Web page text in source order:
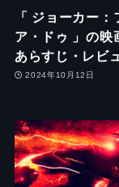
「 ジョーカー：
ア・ドゥ 」の映
あらすじ・レビ
2024年10月12日